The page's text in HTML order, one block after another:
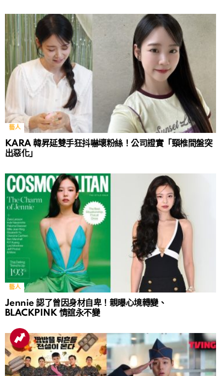
藝人
KARA 韓昇延雙手狂抖嚇壞粉絲！公司證實「頸椎間盤突
出惡化」
藝人
Jennie 認了曾因身材自卑！親曝心境轉變、
BLACKPINK 情誼永不變